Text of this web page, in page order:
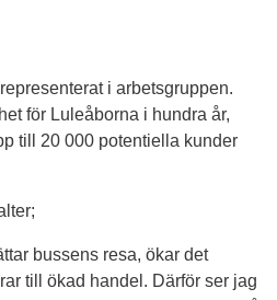
i arbetsgruppen.
för Luleåborna i hundra år,
till 20 000 potentiella kunder
bussens resa, ökar det
till ökad handel. Därför ser jag